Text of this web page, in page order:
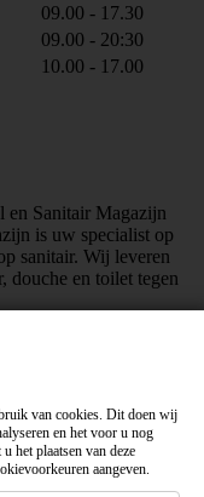
09.00 - 17.30
09.00 - 20:30
10.00 - 17.00
en Sanitair Magazijn
is uw specialist op
sanitair. Wij leveren
douche en toilet tegen
verklaring
van cookies. Dit doen wij
en het voor u nog
het plaatsen van deze
aangeven.